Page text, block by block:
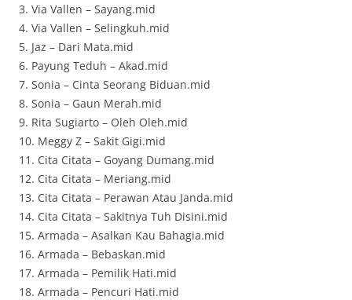
3. Via Vallen – Sayang.mid
4. Via Vallen – Selingkuh.mid
5. Jaz – Dari Mata.mid
6. Payung Teduh – Akad.mid
7. Sonia – Cinta Seorang Biduan.mid
8. Sonia – Gaun Merah.mid
9. Rita Sugiarto – Oleh Oleh.mid
10. Meggy Z – Sakit Gigi.mid
11. Cita Citata – Goyang Dumang.mid
12. Cita Citata – Meriang.mid
13. Cita Citata – Perawan Atau Janda.mid
14. Cita Citata – Sakitnya Tuh Disini.mid
15. Armada – Asalkan Kau Bahagia.mid
16. Armada – Bebaskan.mid
17. Armada – Pemilik Hati.mid
18. Armada – Pencuri Hati.mid